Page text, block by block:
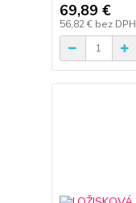
69,89 €
56,82 € bez DPH